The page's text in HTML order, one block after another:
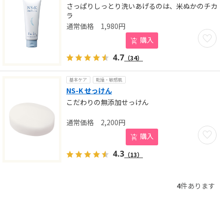
さっぱりしっとり洗いあげるのは、米ぬかのチカ
ラ
お気
1,980円
購入
4.7 （34）
基本ケア 乾燥・敏感肌
NS-K せっけん
こだわりの無添加せっけん
お気
2,200円
購入
4.3 （13）
4件あります